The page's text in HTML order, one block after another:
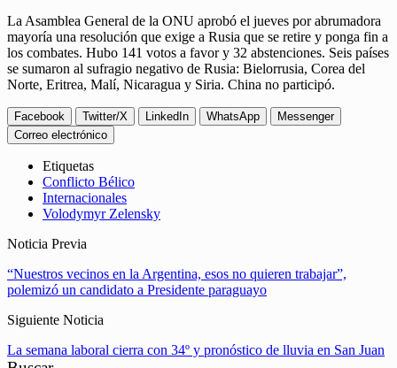
La Asamblea General de la ONU aprobó el jueves por abrumadora
mayoría una resolución que exige a Rusia que se retire y ponga fin a
los combates. Hubo 141 votos a favor y 32 abstenciones. Seis países
se sumaron al sufragio negativo de Rusia: Bielorrusia, Corea del
Norte, Eritrea, Malí, Nicaragua y Siria. China no participó.
Facebook Twitter/X LinkedIn WhatsApp
Messenger
Correo electrónico
Etiquetas
Conflicto Bélico
Internacionales
Volodymyr Zelensky
Noticia Previa
“Nuestros vecinos en la Argentina, esos no quieren trabajar”,
polemizó un candidato a Presidente paraguayo
Siguiente Noticia
La semana laboral cierra con 34º y pronóstico de lluvia en San Juan